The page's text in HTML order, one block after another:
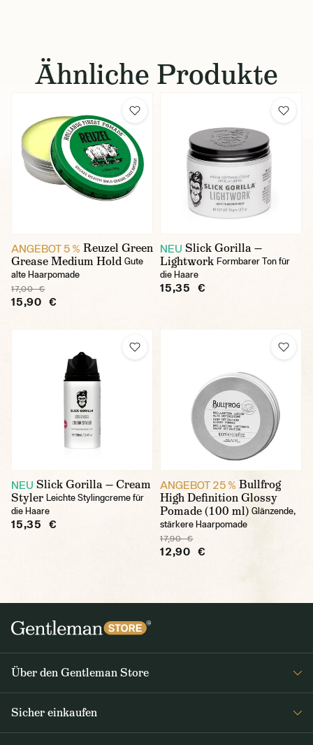
Ähnliche Produkte
ANGEBOT 5 % Reuzel Green
Grease Medium Hold Gute
alte Haarpomade
17,00 €
15,90 €
NEU Slick Gorilla —
Lightwork Formbarer Ton für
die Haare
15,35 €
NEU Slick Gorilla — Cream
Styler Leichte Stylingcreme für
die Haare
15,35 €
ANGEBOT 25 % Bullfrog
High Definition Glossy
Pomade (100 ml) Glänzende,
stärkere Haarpomade
17,90 €
12,90 €
Über den Gentleman Store
Sicher einkaufen